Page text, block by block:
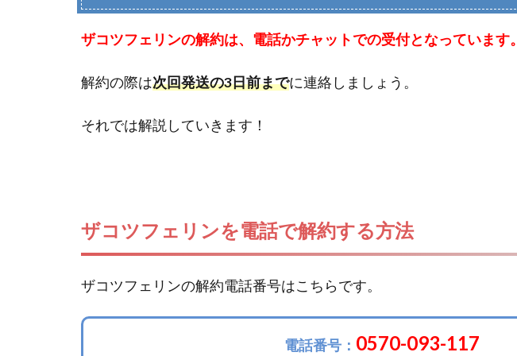
ザコツフェリンの解約は、電話かチャットでの受付となっています。
解約の際は次回発送の3日前までに連絡しましょう。
それでは解説していきます！
ザコツフェリンを電話で解約する方法
ザコツフェリンの解約電話番号はこちらです。
電話番号： 0570-093-117